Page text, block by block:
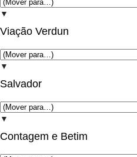
▼
Viação Verdun
▼
Salvador
▼
Contagem e Betim